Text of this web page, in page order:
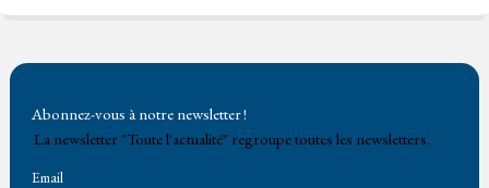
bo
ok
tt
er
ail tF
rie
Abonnez-vous à notre newsletter !
La newsletter "Toute l'actualité" regroupe toutes les newsletters.
Email